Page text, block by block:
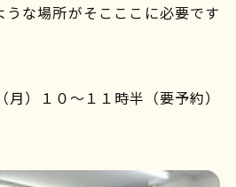
うな場所がそこここに必要です
）１０～１１時半（要予約）